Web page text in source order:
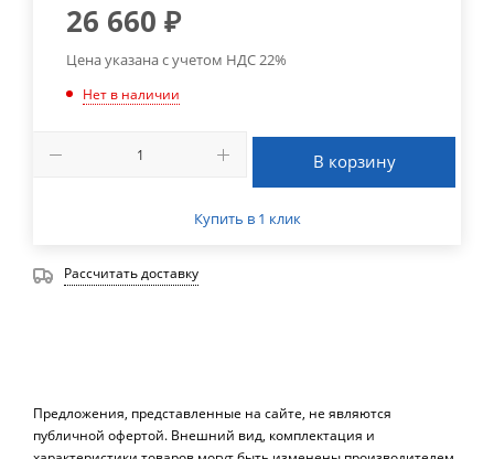
26 660 ₽
Цена указана с учетом НДС 22%
Нет в наличии
В корзину
Купить в 1 клик
Рассчитать доставку
Предложения, представленные на сайте, не являются
публичной офертой. Внешний вид, комплектация и